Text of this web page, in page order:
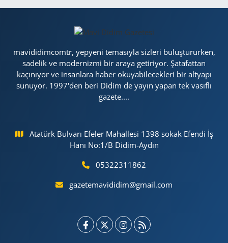
mavididimcomtr, yepyeni temasıyla sizleri buluştururken,
sadelik ve modernizmi bir araya getiriyor. Şatafattan
kaçınıyor ve insanlara haber okuyabilecekleri bir altyapı
sunuyor. 1997'den beri Didim de yayın yapan tek vasıflı
gazete....
Atatürk Bulvarı Efeler Mahallesi 1398 sokak Efendi İş
Hanı No:1/B Didim-Aydın
05322311862
gazetemavididim@gmail.com